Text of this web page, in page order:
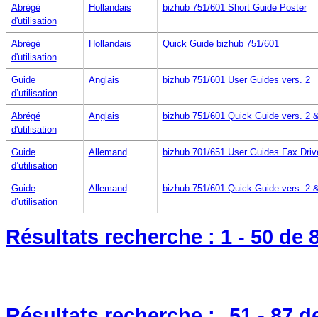
Abrégé
d'utilisation
Hollandais bizhub 751/601 Short Guide Poster
Abrégé
d'utilisation
Hollandais Quick Guide bizhub 751/601
Guide
d’utilisation
Anglais bizhub 751/601 User Guides vers. 2
Abrégé
d'utilisation
Anglais bizhub 751/601 Quick Guide vers. 2
Guide
d’utilisation
Allemand bizhub 701/651 User Guides Fax
Guide
d’utilisation
Allemand bizhub 751/601 Quick Guide vers. 2
Résultats recherche : 1 - 50 de